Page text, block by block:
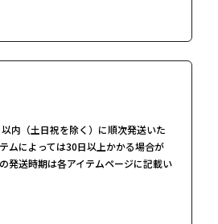
内（土日祝を除く）に順次発送いた
ムによっては30日以上かかる場合が
発送時期は各アイテムページに記載い